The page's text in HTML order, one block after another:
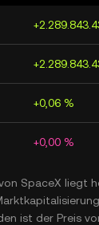
+0,06 %
+0,00 %
SpaceX liegt
ist der Preis